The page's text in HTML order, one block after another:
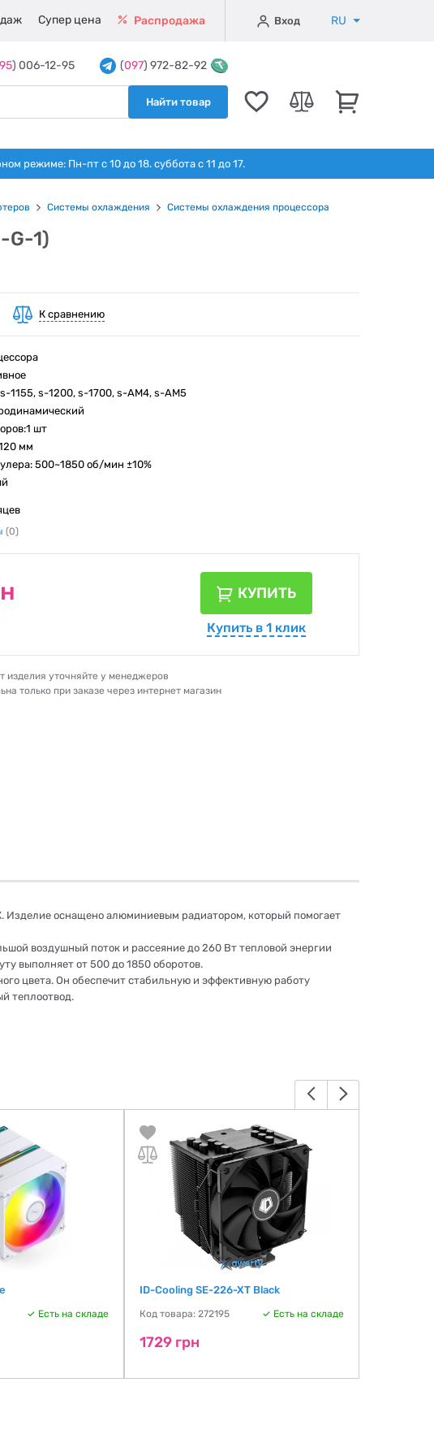
Супер цена Распродажа Вход RU
) 006-12-95 (097) 972-82-92
Найти товар
режиме: Пн-пт с 10 до 18. суббота с 11 до 17.
Системы охлаждения
Системы охлаждения процессора
G-1)
К сравнению
1155, s-1200, s-1700, s-AM4, s-AM5
шт
мм
500~1850 об/мин ±10%
(0)
КУПИТЬ
Купить в 1 клик
изделия уточняйте у менеджеров
только при заказе через интернет магазин
Изделие оснащено алюминиевым радиатором, который помогает
воздушный поток и рассеяние до 260 Вт тепловой энергии
выполняет от 500 до 1850 оборотов.
цвета. Он обеспечит стабильную и эффективную работу
теплоотвод.
Есть на складе
ID-Cooling SE-226-XT Black
Код товара: 272195 Есть на складе
1729 грн